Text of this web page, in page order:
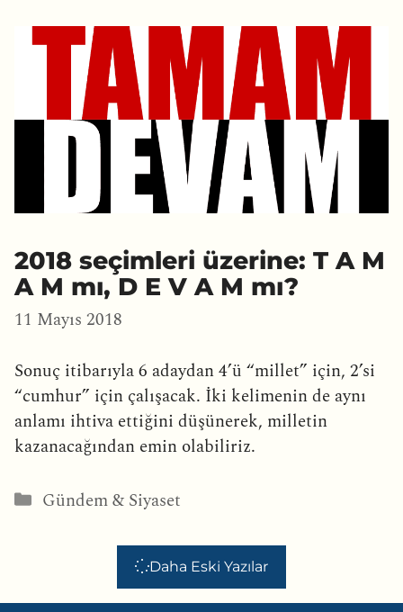
2018 seçimleri üzerine: T A M
A M mı, D E V A M mı?
11 Mayıs 2018
Sonuç itibarıyla 6 adaydan 4’ü “millet” için, 2’si
“cumhur” için çalışacak. İki kelimenin de aynı
anlamı ihtiva ettiğini düşünerek, milletin
kazanacağından emin olabiliriz.
Kategoriler
Gündem & Siyaset
Daha Eski Yazılar